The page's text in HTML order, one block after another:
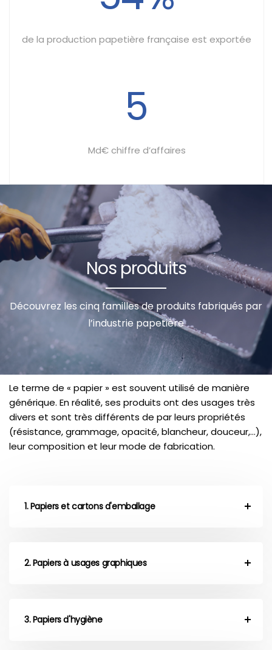
de la production papetière française est exportée
5
Md€ chiffre d’affaires
Nos produits
Découvrez les cinq familles de produits fabriqués par
l’industrie papetière
Le terme de « papier » est souvent utilisé de manière
générique. En réalité, ses produits ont des usages très
divers et sont très différents de par leurs propriétés
(résistance, grammage, opacité, blancheur, douceur,…),
leur composition et leur mode de fabrication.
1. Papiers et cartons d'emballage
2. Papiers à usages graphiques
3. Papiers d'hygiène